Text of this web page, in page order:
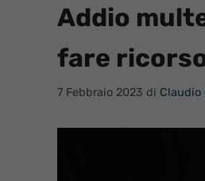
Addio
fare
7 Febbraio 2023 di Claudio